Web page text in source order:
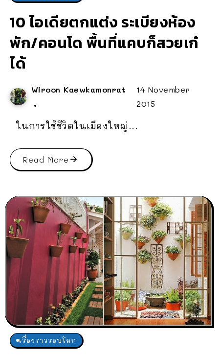
10 ไอเดียตกแต่ง ระเบียงห้อง
พัก/คอนโด พื้นที่แคบก็สวยเก๋
ได้
Wiroon Kaewkamonrat
14 November
2015
ในการใช้ชีวิตในเมืองใหญ่...
Read More
เรื่องราวรอบโลก